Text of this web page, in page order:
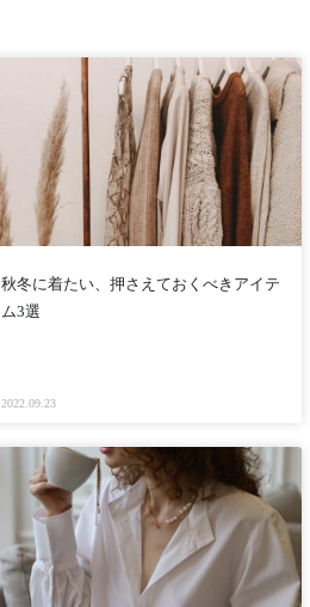
秋冬に着たい、押さえておくべきアイテ
ム3選
2022.09.23